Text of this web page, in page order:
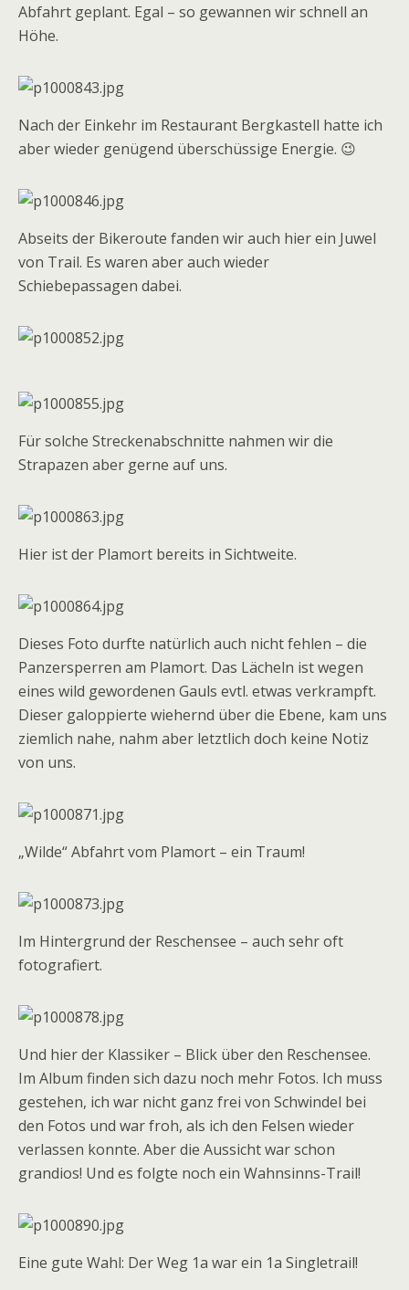
Abfahrt geplant. Egal – so gewannen wir schnell an
Höhe.
Nach der Einkehr im Restaurant Bergkastell hatte ich
aber wieder genügend überschüssige Energie. 😉
Abseits der Bikeroute fanden wir auch hier ein Juwel
von Trail. Es waren aber auch wieder
Schiebepassagen dabei.
Für solche Streckenabschnitte nahmen wir die
Strapazen aber gerne auf uns.
Hier ist der Plamort bereits in Sichtweite.
Dieses Foto durfte natürlich auch nicht fehlen – die
Panzersperren am Plamort. Das Lächeln ist wegen
eines wild gewordenen Gauls evtl. etwas verkrampft.
Dieser galoppierte wiehernd über die Ebene, kam uns
ziemlich nahe, nahm aber letztlich doch keine Notiz
von uns.
„Wilde“ Abfahrt vom Plamort – ein Traum!
Im Hintergrund der Reschensee – auch sehr oft
fotografiert.
Und hier der Klassiker – Blick über den Reschensee.
Im Album finden sich dazu noch mehr Fotos. Ich muss
gestehen, ich war nicht ganz frei von Schwindel bei
den Fotos und war froh, als ich den Felsen wieder
verlassen konnte. Aber die Aussicht war schon
grandios! Und es folgte noch ein Wahnsinns-Trail!
Eine gute Wahl: Der Weg 1a war ein 1a Singletrail!